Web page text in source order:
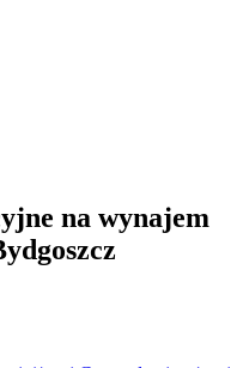
na wynajem